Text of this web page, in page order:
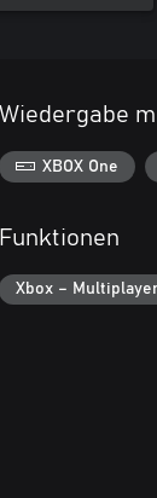
Wiedergabe
XBOX One
Funktionen
Xbox –